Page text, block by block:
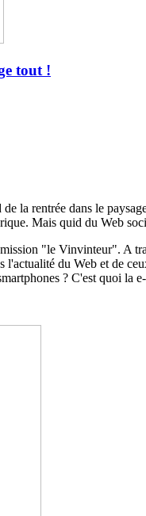
tout !
la rentrée dans le
Mais quid du Web
"le Vinvinteur". A
du Web et de
? C'est quoi